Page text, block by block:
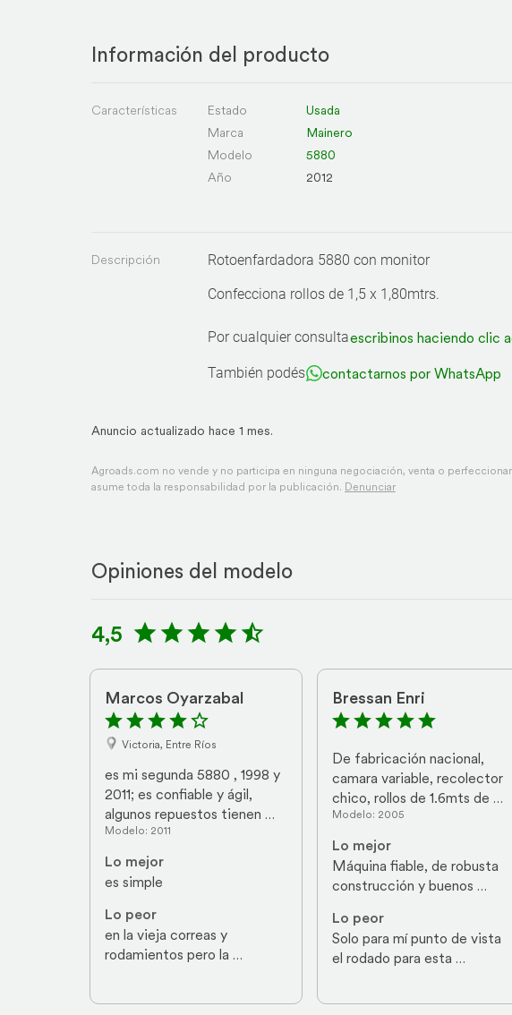
Información del producto
Características Estado
Usada
Marca
Mainero
Modelo
5880
Año
2012
Descripción
Rotoenfardadora 5880 con monitor
Confecciona rollos de 1,5 x 1,80mtrs.
Por cualquier consultaescribinos haciendo clic
También podés contactarnos por WhatsApp
Anuncio actualizado hace 1 mes.
Agroads.com no vende y no participa en ninguna negociación, venta o
asume toda la responsabilidad por la publicación. Denunciar
Opiniones del modelo
4,5
Marcos Oyarzabal
Victoria, Entre Ríos
es mi segunda 5880 , 1998 y
2011; es confiable y ágil,
algunos repuestos tienen
precios exorbitantes.
Modelo: 2011
Lo mejor
es simple
Lo peor
en la vieja correas y
rodamientos pero la
Bressan Enri
De fabricación nacional,
camara variable, recolector
chico, rollos de 1.6mts de
ancho
Modelo: 2005
Lo mejor
Máquina fiable, de robusta
construcción y buenos
muy bien con algunos
desgastes
Lo peor
Solo para mí punto de vista
el rodado para esta